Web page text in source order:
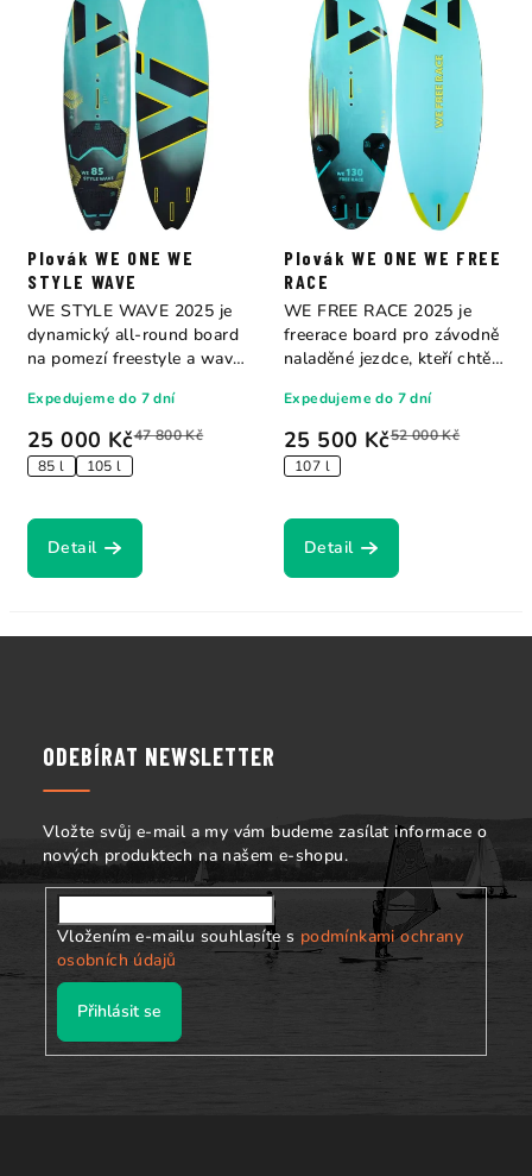
Plovák WE ONE WE
STYLE WAVE
25 000 Kč47 800 Kč
85 l 105 l
Expedujeme do 7 dní
Detail
WE STYLE WAVE 2025 je
dynamický all-round board
na pomezí freestyle a wave.
Plovák WE ONE WE FREE
RACE
25 500 Kč52 000 Kč
107 l
Expedujeme do 7 dní
Detail
WE FREE RACE 2025 je
freerace board pro závodně
naladěné jezdce, kteří chtějí
ODEBÍRAT NEWSLETTER
Vložte svůj e-mail a my vám budeme zasílat informace o
nových produktech na našem e-shopu.
Vložením e-mailu souhlasíte s podmínkami ochrany
osobních údajů
Přihlásit se